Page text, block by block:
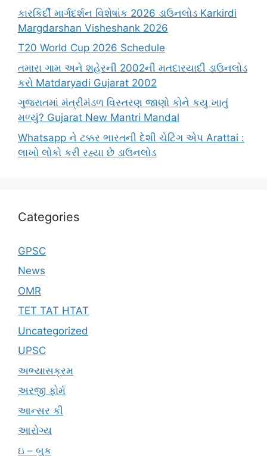
કારકિર્દી માર્ગદર્શન વિશેષાંક 2026 ડાઉનલોડ Karkirdi
Margdarshan Visheshank 2026
T20 World Cup 2026 Schedule
તમારા ગામ અને શહેરની 2002ની મતદારયાદી ડાઉનલોડ
કરો Matdaryadi Gujarat 2002
ગુજરાતમાં મંત્રીમંડળ વિસ્તરણ જાણો કોને કયુ ખાતું
મળ્યું? Gujarat New Mantri Mandal
Whatsapp ને ટક્કર ભારતની દેશી ચેટિંગ એપ Arattai :
લાખો લોકો કરી રહ્યા છે ડાઉનલોડ
Categories
GPSC
News
OMR
TET TAT HTAT
Uncategorized
UPSC
અભ્યાસક્રમ
અરજી ફોર્મ
આન્સર કી
આરોગ્ય
ઇ – બુક